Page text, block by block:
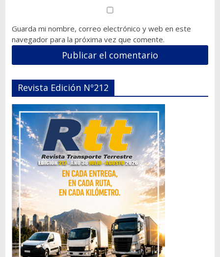
Guarda mi nombre, correo electrónico y web en este
navegador para la próxima vez que comente.
Revista Edición Nº212